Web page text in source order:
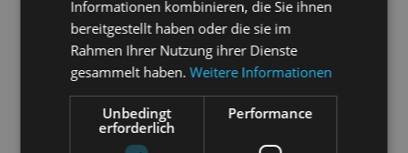
Informationen kombinieren, die Sie ihnen
bereitgestellt haben oder die sie im
Rahmen Ihrer Nutzung ihrer Dienste
gesammelt haben.Weitere Informationen
Unbedingt
erforderlich
Performance